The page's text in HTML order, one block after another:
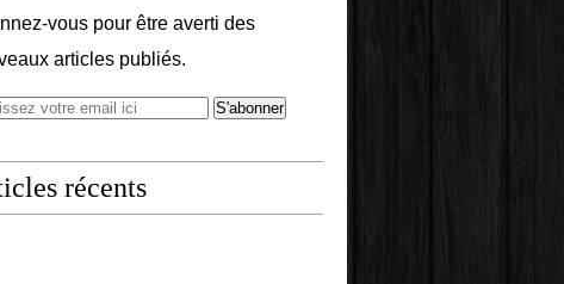
vous pour être averti des
articles publiés.
récents